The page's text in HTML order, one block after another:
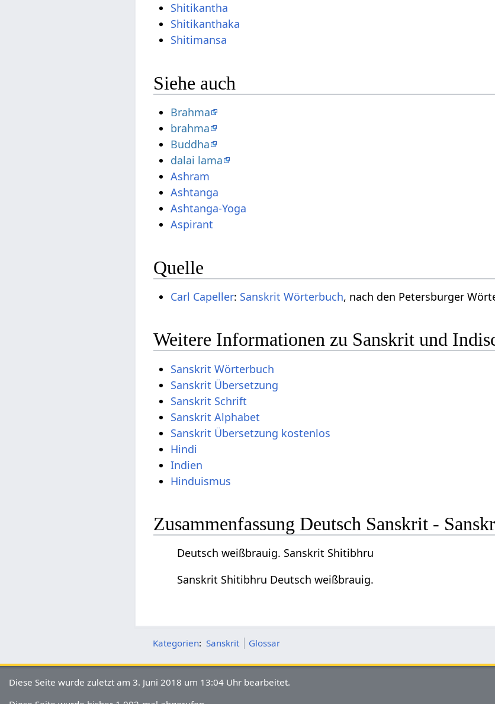
Shitikantha
Shitikanthaka
Shitimansa
Siehe auch
Brahma
brahma
Buddha
dalai lama
Ashram
Ashtanga
Ashtanga-Yoga
Aspirant
Quelle
Carl Capeller: Sanskrit Wörterbuch, nach den Petersburger
Weitere Informationen zu Sanskrit und
Sanskrit Wörterbuch
Sanskrit Übersetzung
Sanskrit Schrift
Sanskrit Alphabet
Sanskrit Übersetzung kostenlos
Hindi
Indien
Hinduismus
Zusammenfassung Deutsch Sanskrit -
Deutsch weißbrauig. Sanskrit Shitibhru
Sanskrit Shitibhru Deutsch weißbrauig.
Kategorien: Sanskrit Glossar
Diese Seite wurde zuletzt am 3. Juni 2018 um 13:04 Uhr bearbeitet.